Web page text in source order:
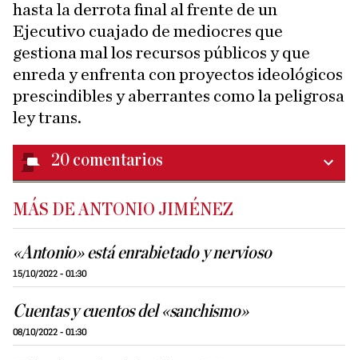
hasta la derrota final al frente de un
Ejecutivo cuajado de mediocres que
gestiona mal los recursos públicos y que
enreda y enfrenta con proyectos ideológicos
prescindibles y aberrantes como la peligrosa
ley trans.
20 comentarios
MÁS DE ANTONIO JIMÉNEZ
«Antonio» está enrabietado y nervioso
15/10/2022 - 01:30
Cuentas y cuentos del «sanchismo»
08/10/2022 - 01:30